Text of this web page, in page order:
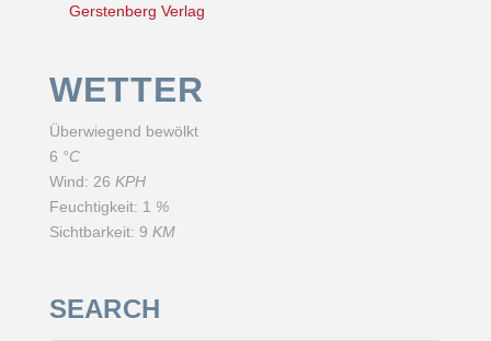
Gerstenberg Verlag
WETTER
Überwiegend bewölkt
6 °C
Wind: 26 KPH
Feuchtigkeit: 1 %
Sichtbarkeit: 9 KM
SEARCH